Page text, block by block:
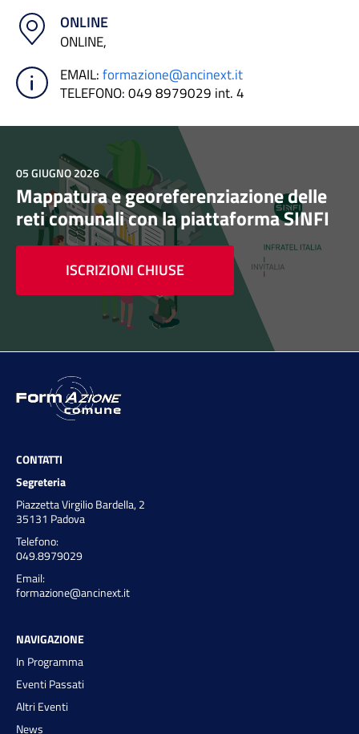
ONLINE
ONLINE,
EMAIL:formazione@ancinext.it
TELEFONO: 049 8979029 int. 4
05 GIUGNO 2026
Mappatura e georeferenziazione delle
reti comunali con la piattaforma SINFI
ISCRIZIONI CHIUSE
CONTATTI
Segreteria
Piazzetta Virgilio Bardella, 2
35131 Padova
Telefono:
049.8979029
Email:
formazione@ancinext.it
NAVIGAZIONE
In Programma
Eventi Passati
Altri Eventi
News